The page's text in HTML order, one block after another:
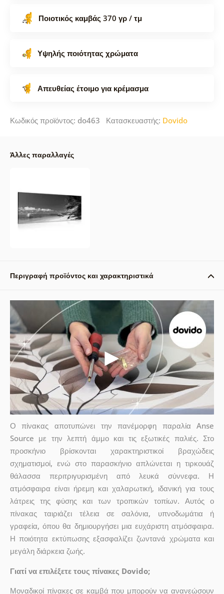
Ποιοτικός καμβάς 370 γρ / τμ
Υψηλής ποιότητας χρώματα
Απευθείας έτοιμο για κρέμασμα
Κωδικός προϊόντος: do463 Κατασκευαστής: Dovido
Άλλες παραλλαγές
Περιγραφή προϊόντος και χαρακτηριστικά
Ο πίνακας αποτυπώνει την πανέμορφη παραλία Anse
Source με την λεπτή άμμο και τις εξωτικές παλιές. Στο
προσκήνιο βρίσκονται χαρακτηριστικοί βραχώδεις
σχηματισμοί, ενώ στο παρασκήνιο απλώνεται η τιρκουάζ
θάλασσα περιτριγυρισμένη από λευκά σύννεφα. Η
ατμόσφαιρα είναι ήρεμη και χαλαρωτική, ιδανική για τους
λάτρεις της φύσης και των τροπικών τοπίων. Αυτός ο
πίνακας ταιριάζει τέλεια σε σαλόνια, υπνοδωμάτια ή
γραφεία, όπου θα δημιουργήσει μια ευχάριστη ατμόσφαιρα.
Η ποιότητα εκτύπωσης εξασφαλίζει ζωντανά χρώματα και
μεγάλη διάρκεια ζωής.
Γιατί να επιλέξετε τους πίνακες Dovido;
Μοναδικοί πίνακες σε καμβά που μπορούν να ανανεώσουν